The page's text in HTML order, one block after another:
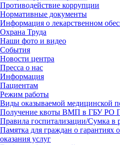
Противодействие коррупции
Нормативные документы
Информация о лекарственном
Охрана Труда
Наши фото и видео
События
Новости центра
Пресса о нас
Информация
Пациентам
Режим работы
Виды оказываемой медицинской
Получение квоты ВМП в ГБУ РО
Правила госпитализации/Сумка в
Памятка для граждан о гарантиях
оказания услуг